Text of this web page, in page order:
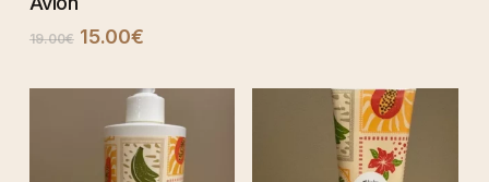
19.00€ Le
initial
19.00€.
15.00€Le
actuel
15.00€.